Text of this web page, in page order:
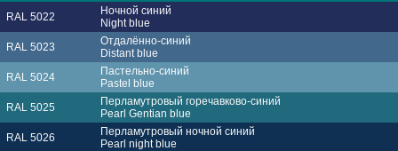
RAL 5022
Ночной синий
Night blue
RAL 5023
Отдалённо-синий
Distant blue
RAL 5024
Пастельно-синий
Pastel blue
RAL 5025
Перламутровый горечавково-синий
Pearl Gentian blue
RAL 5026
Перламутровый ночной синий
Pearl night blue